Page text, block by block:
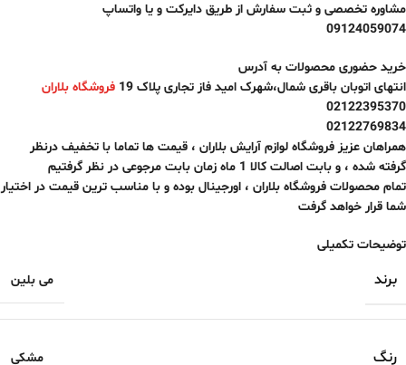
مشاوره تخصصی و ثبت سفارش از طریق دایرکت و یا واتساپ
09124059074
خرید حضوری محصولات به آدرس
انتهای اتوبان باقری شمال،شهرک امید فاز تجاری پلاک 19
فروشگاه بلاران
02122395370
02122769834
همراهان عزیز فروشگاه لوازم آرایش بلاران ، قیمت ها تماما با تخفیف درنظر
گرفته شده ، و بابت اصالت کالا 1 ماه
زمان بابت مرجوعی در نظر گرفتیم
تمام محصولات فروشگاه بلاران ، اورجینال بوده و با مناسب ترین قیمت در اختیار
شما قرار خواهد گرفت
توضیحات تکمیلی
برند می بلین
رنگ مشکی